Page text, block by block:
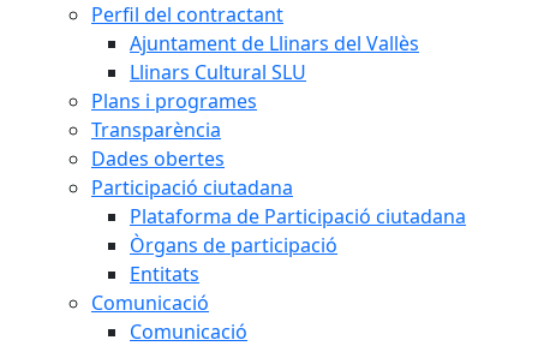
Perfil del contractant
Ajuntament de Llinars del Vallès
Llinars Cultural SLU
Plans i programes
Transparència
Dades obertes
Participació ciutadana
Plataforma de Participació ciutadana
Òrgans de participació
Entitats
Comunicació
Comunicació